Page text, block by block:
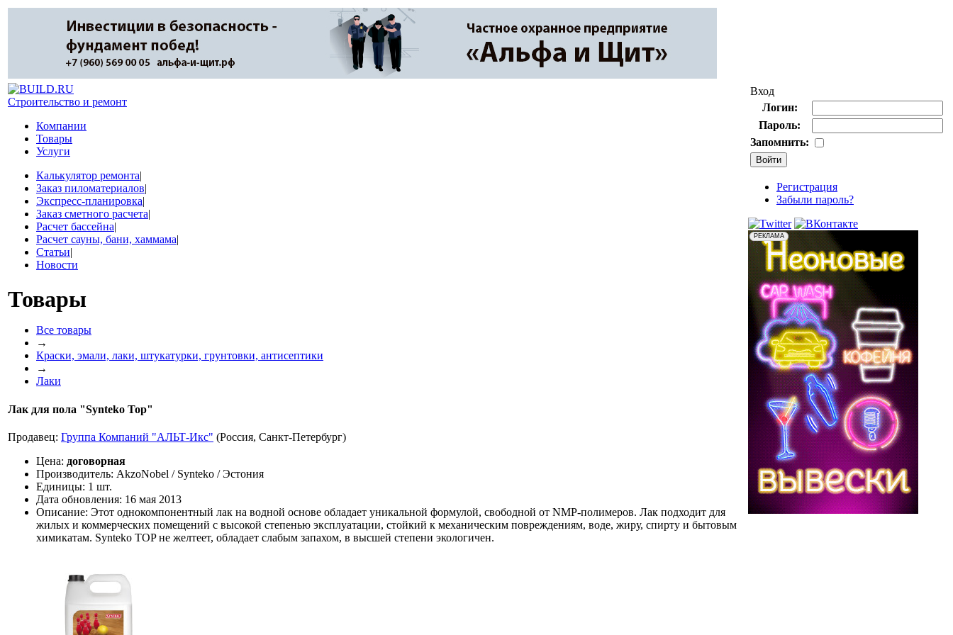
Строительство и ремонт
Компании
Товары
Услуги
Калькулятор ремонта|
Заказ пиломатериалов|
Экспресс-планировка|
Заказ сметного расчета|
Расчет бассейна|
Расчет сауны, бани, хаммама|
Статьи|
Новости
Товары
Все товары
→
Краски, эмали, лаки, штукатурки, грунтовки, антисептики
→
Лаки
Лак для пола "Synteko Top"
Продавец: Группа Компаний "АЛЬТ-Икс" (Россия, Санкт-Петербург)
Цена: договорная
Производитель: AkzoNobel / Synteko / Эстония
Единицы: 1 шт.
Дата обновления: 16 мая 2013
Описание: Этот однокомпонентный лак на водной основе обладает уникальной формулой, свободной от NMP-полимеров. Лак подходит для
жилых и коммерческих помещений с высокой степенью эксплуатации, стойкий к механическим повреждениям, воде, жиру, спирту и бытовым
химикатам. Synteko TOP не желтеет, обладает слабым запахом, в высшей степени экологичен.
Вход
Логин:
Пароль:
Запомнить:
Регистрация
Забыли пароль?